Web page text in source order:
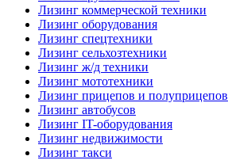
Лизинг коммерческой техники
Лизинг оборудования
Лизинг спецтехники
Лизинг сельхозтехники
Лизинг ж/д техники
Лизинг мототехники
Лизинг прицепов и полуприцепов
Лизинг автобусов
Лизинг IT-оборудования
Лизинг недвижимости
Лизинг такси